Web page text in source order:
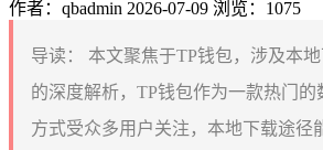
作者：qbadmin 2026-07-09 浏览：1075
导读：
本文聚焦于TP钱包，涉及本
的深度解析，TP钱包作为一款热门
方式受众多用户关注，本地下载途径